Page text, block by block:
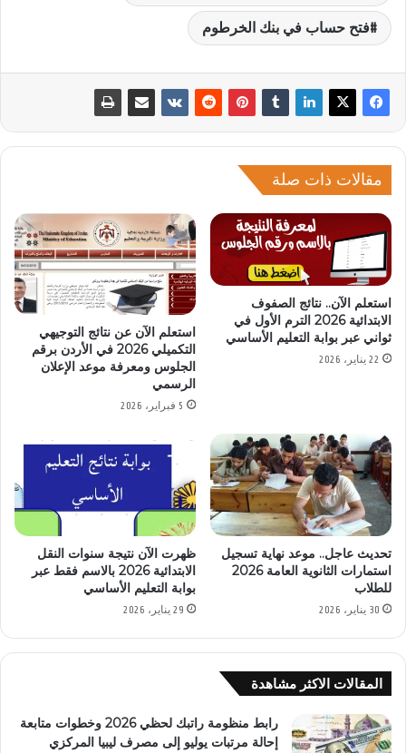
فتح حساب في بنك الخرطوم
مقالات ذات صلة
استعلم الآن.. نتائج الصفوف
الابتدائية 2026 الترم الأول في
ثواني عبر بوابة التعليم الأساسي
22 يناير، 2026
استعلم الآن عن نتائج التوجيهي
التكميلي 2026 في الأردن برقم
الجلوس ومعرفة موعد الإعلان
الرسمي
5 فبراير، 2026
تحديث عاجل.. موعد نهاية تسجيل
استمارات الثانوية العامة 2026
للطلاب
30 يناير، 2026
ظهرت الآن نتيجة سنوات النقل
الابتدائية 2026 بالاسم فقط عبر
بوابة التعليم الأساسي
29 يناير، 2026
المقالات الاكثر مشاهدة
رابط منظومة راتبك لحظي 2026 وخطوات متابعة
إحالة مرتبات يوليو إلى مصرف ليبيا المركزي